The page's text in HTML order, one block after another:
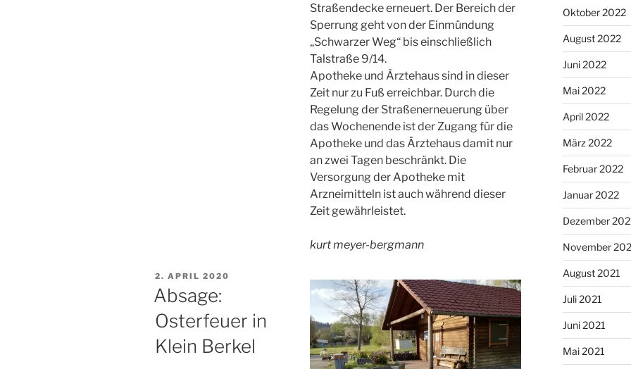
Straßendecke erneuert. Der Bereich der
Sperrung geht von der Einmündung
„Schwarzer Weg“ bis einschließlich
Talstraße 9/14.
Apotheke und Ärztehaus sind in dieser
Zeit nur zu Fuß erreichbar. Durch die
Regelung der Straßenerneuerung über
das Wochenende ist der Zugang für die
Apotheke und das Ärztehaus damit nur
an zwei Tagen beschränkt. Die
Versorgung der Apotheke mit
Arzneimitteln ist auch während dieser
Zeit gewährleistet.
kurt meyer-bergmann
VERÖFFENTLICHT
AM
2. APRIL 2020
Absage:
Osterfeuer in
Klein Berkel
Oktober 2022
August 2022
Juni 2022
Mai 2022
April 2022
März 2022
Februar 2022
Januar 2022
Dezember
November
August 2021
Juli 2021
Juni 2021
Mai 2021